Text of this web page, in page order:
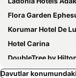
Flora Garden
Korumar Hotel De
Hotel Carina
DoubleTree by Hilton
Signature Blue
Davutlar